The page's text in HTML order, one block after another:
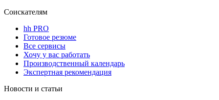
Соискателям
hh PRO
Готовое резюме
Все сервисы
Хочу у вас работать
Производственный календарь
Экспертная рекомендация
Новости и статьи